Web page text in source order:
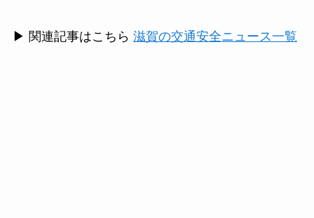
▶ 関連記事はこちら 滋賀の交通安全ニュース一覧